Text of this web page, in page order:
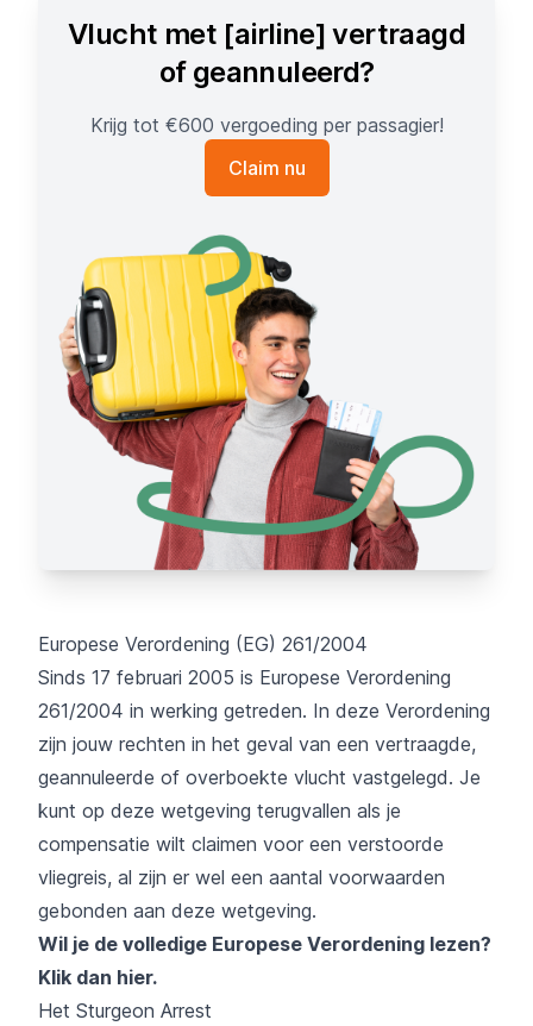
Vlucht met [airline] vertraagd
of geannuleerd?
Krijg tot €600 vergoeding per passagier!
Claim nu
Europese Verordening (EG) 261/2004
Sinds 17 februari 2005 is Europese Verordening
261/2004 in werking getreden. In deze Verordening
zijn jouw rechten in het geval van een vertraagde,
geannuleerde of overboekte vlucht vastgelegd. Je
kunt op deze wetgeving terugvallen als je
compensatie wilt claimen voor een verstoorde
vliegreis, al zijn er wel een aantal voorwaarden
gebonden aan deze wetgeving.
Wil je de volledige Europese Verordening lezen?
Klik dan hier.
Het Sturgeon Arrest